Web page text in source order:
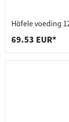
Häfele voeding
69.53 EUR*